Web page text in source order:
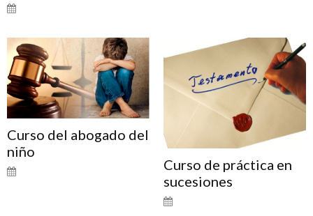
Curso del abogado del
niño
Curso de práctica en
sucesiones